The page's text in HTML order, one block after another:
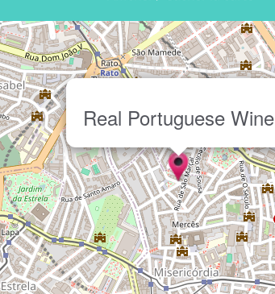
Real Portuguese Wine